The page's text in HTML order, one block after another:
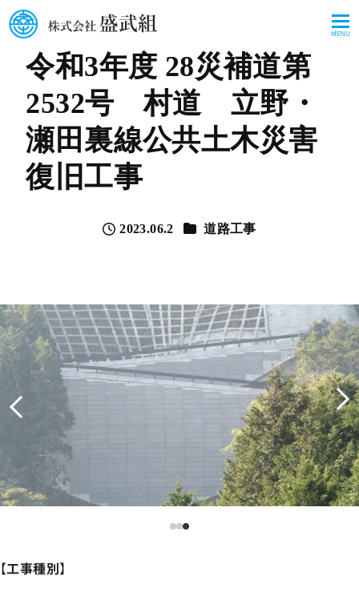
MENU
令和3年度 28災補道第
2532号 村道 立野・
瀬田裏線公共土木災害
復旧工事
投稿日
2023.06.2 カテゴリー
道路工事
【工事種別】